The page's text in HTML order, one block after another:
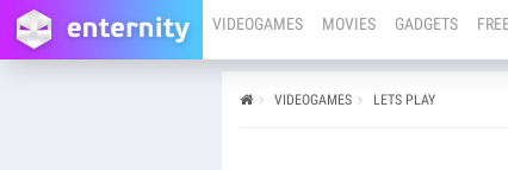
VIDEOGAMES MOVIES GADGETS
VIDEOGAMES LETS PLAY
Παύλος Παπαπαύλου